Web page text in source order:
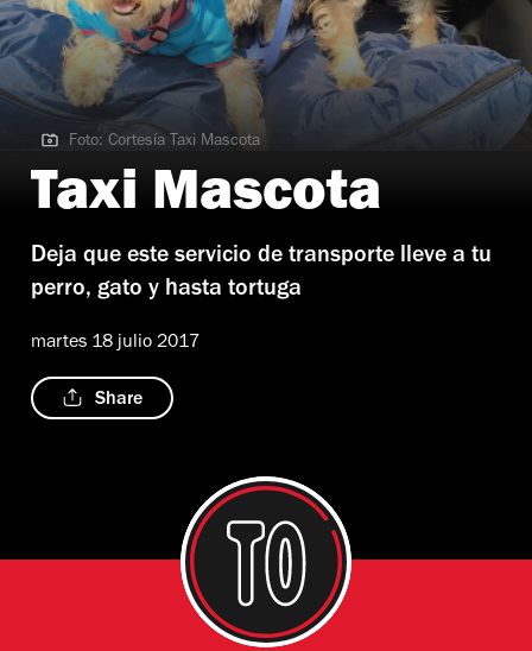
Foto: Cortesía Taxi Mascota
Foto: Cortesía Taxi Mascota
Taxi Mascota
Deja que este servicio de transporte lleve a tu
perro, gato y hasta tortuga
martes 18 julio 2017
Share